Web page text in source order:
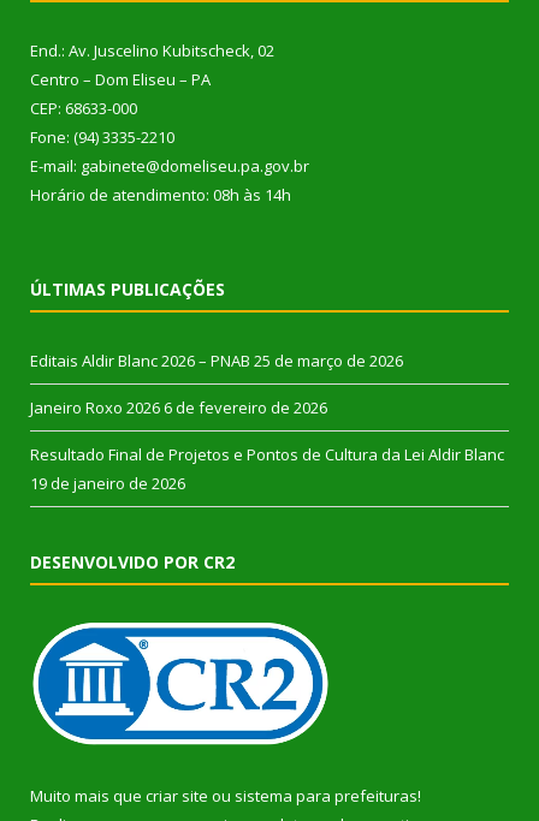
End.: Av. Juscelino Kubitscheck, 02
Centro – Dom Eliseu – PA
CEP: 68633-000
Fone: (94) 3335-2210
E-mail: gabinete@domeliseu.pa.gov.br
Horário de atendimento: 08h às 14h
ÚLTIMAS PUBLICAÇÕES
Editais Aldir Blanc 2026 – PNAB 25 de março de 2026
Janeiro Roxo 2026 6 de fevereiro de 2026
Resultado Final de Projetos e Pontos de Cultura da Lei Aldir Blanc
19 de janeiro de 2026
DESENVOLVIDO POR CR2
Muito mais que criar site ou sistema para prefeituras!